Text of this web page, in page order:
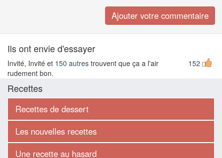
Ils ont envie d'essayer
152
Invité, Invité et 150 autres trouvent que ça a l'air
rudement bon.
Recettes
Recettes de dessert
Les nouvelles recettes
Une recette au hasard